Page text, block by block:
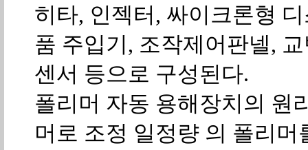
히타, 인젝터, 싸이크론형
품 주입기, 조작제어판넬,
센서 등으로 구성된다.
폴리머 자동 용해장치의 원
머로 조정 일정량 의 폴리